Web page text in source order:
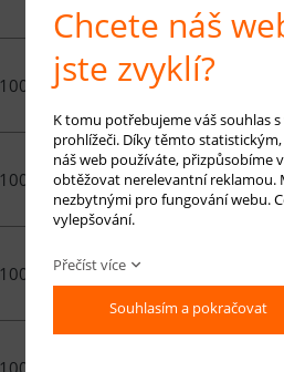
100x200 cm
100x250 cm
100x300 cm
100x350 cm
Chcete náš
jste zvyklí?
K tomu potřebujeme váš souhlas
prohlížeči. Díky těmto
náš web používáte, přizpůsobíme
obtěžovat nerelevantní reklamou.
nezbytnými pro fungování webu.
vylepšování.
Přečíst více
Souhlasím a pokračovat